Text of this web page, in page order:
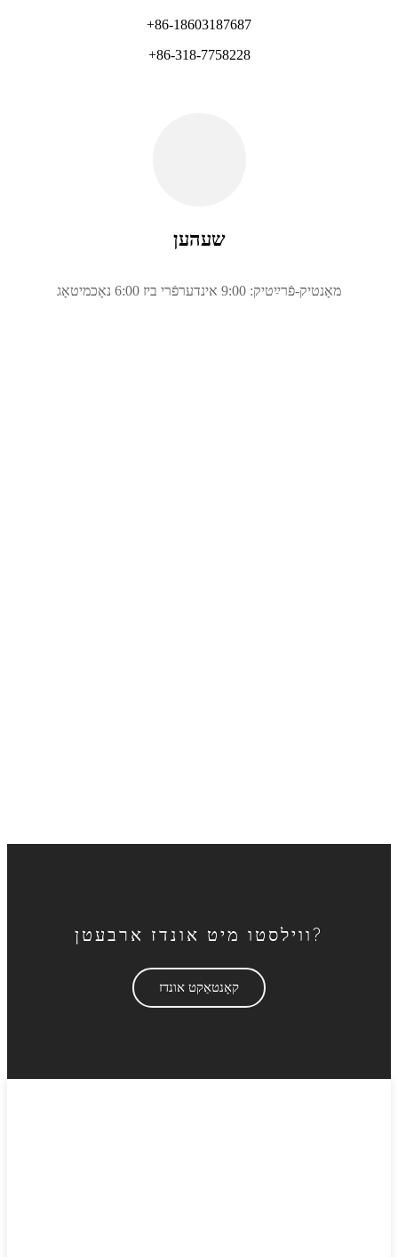
+86-18603187687
+86-318-7758228
שעהען
מאָנטיק-פֿרײַטיק: 9:00 אינדערפֿרי ביז 6:00 נאָכמיטאָג
ווילסטו מיט אונדז ארבעטן?
קאָנטאַקט אונדז